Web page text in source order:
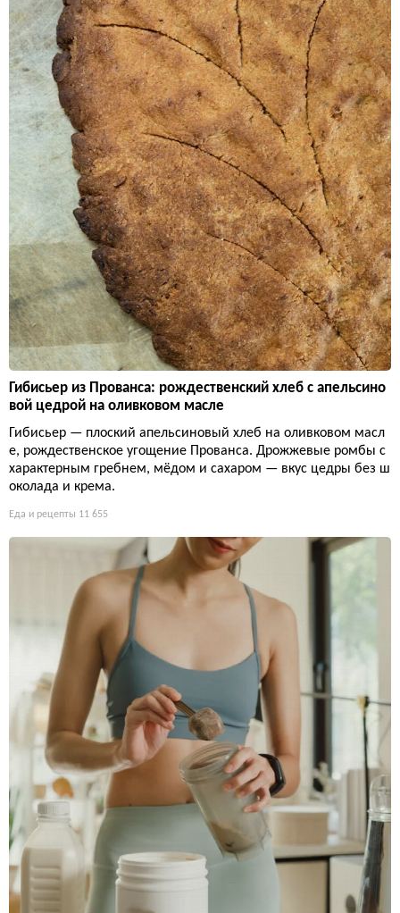
Гибисьер из Прованса: рождественский хлеб с апельсино
вой цедрой на оливковом масле
Гибисьер — плоский апельсиновый хлеб на оливковом масл
е, рождественское угощение Прованса. Дрожжевые ромбы с
характерным гребнем, мёдом и сахаром — вкус цедры без ш
околада и крема.
Еда и рецепты 11 655